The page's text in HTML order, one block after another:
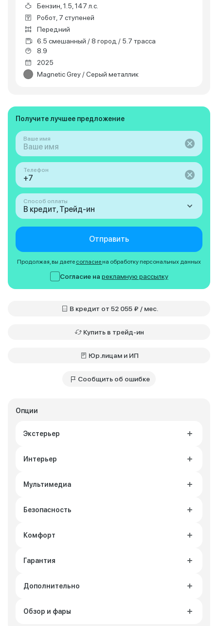
Бензин, 1.5, 147 л.с.
Робот, 7 ступеней
Передний
6.5 смешанный / 8 город / 5.7 трасса
8.9
2025
Magnetic Grey / Серый металлик
Опции
Экстерьер
Интерьер
Мультимедиа
Безопасность
Комфорт
Гарантия
Дополнительно
Обзор и фары
Получите лучшее предложение
Ваше имя
Телефон
Способ оплаты
В кредит, Трейд-ин
Отправить
Продолжая, вы даете согласие на обработку персональных данных
Согласие на рекламную рассылку
В кредит от 52 055 ₽ / мес.
Купить в трейд-ин
Юр.лицам и ИП
Сообщить об ошибке